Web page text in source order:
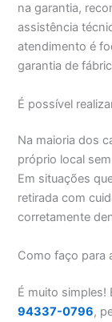
na garantia,
assistência
atendimento é
garantia de
É possível
Na maioria dos
próprio local
Em situações
retirada com
corretamente
Como faço para
É muito
94337-0796,